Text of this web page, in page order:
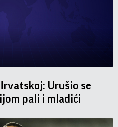
Urušio se
pali i mladići